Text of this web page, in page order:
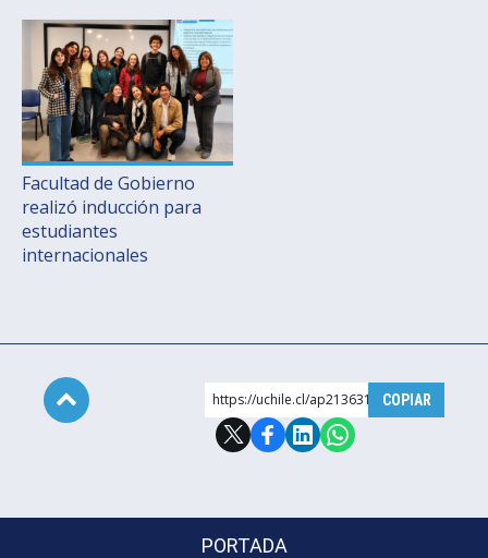
Facultad de Gobierno
realizó inducción para
estudiantes
internacionales
https://uchile.cl/ap213631 COPIAR
PORTADA